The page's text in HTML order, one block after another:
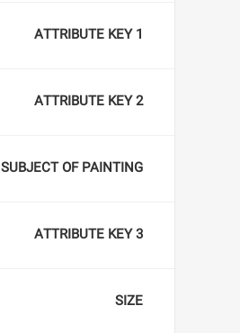
ATTRIBUTE KEY 1
ATTRIBUTE KEY 2
SUBJECT OF PAINTING
ATTRIBUTE KEY 3
SIZE